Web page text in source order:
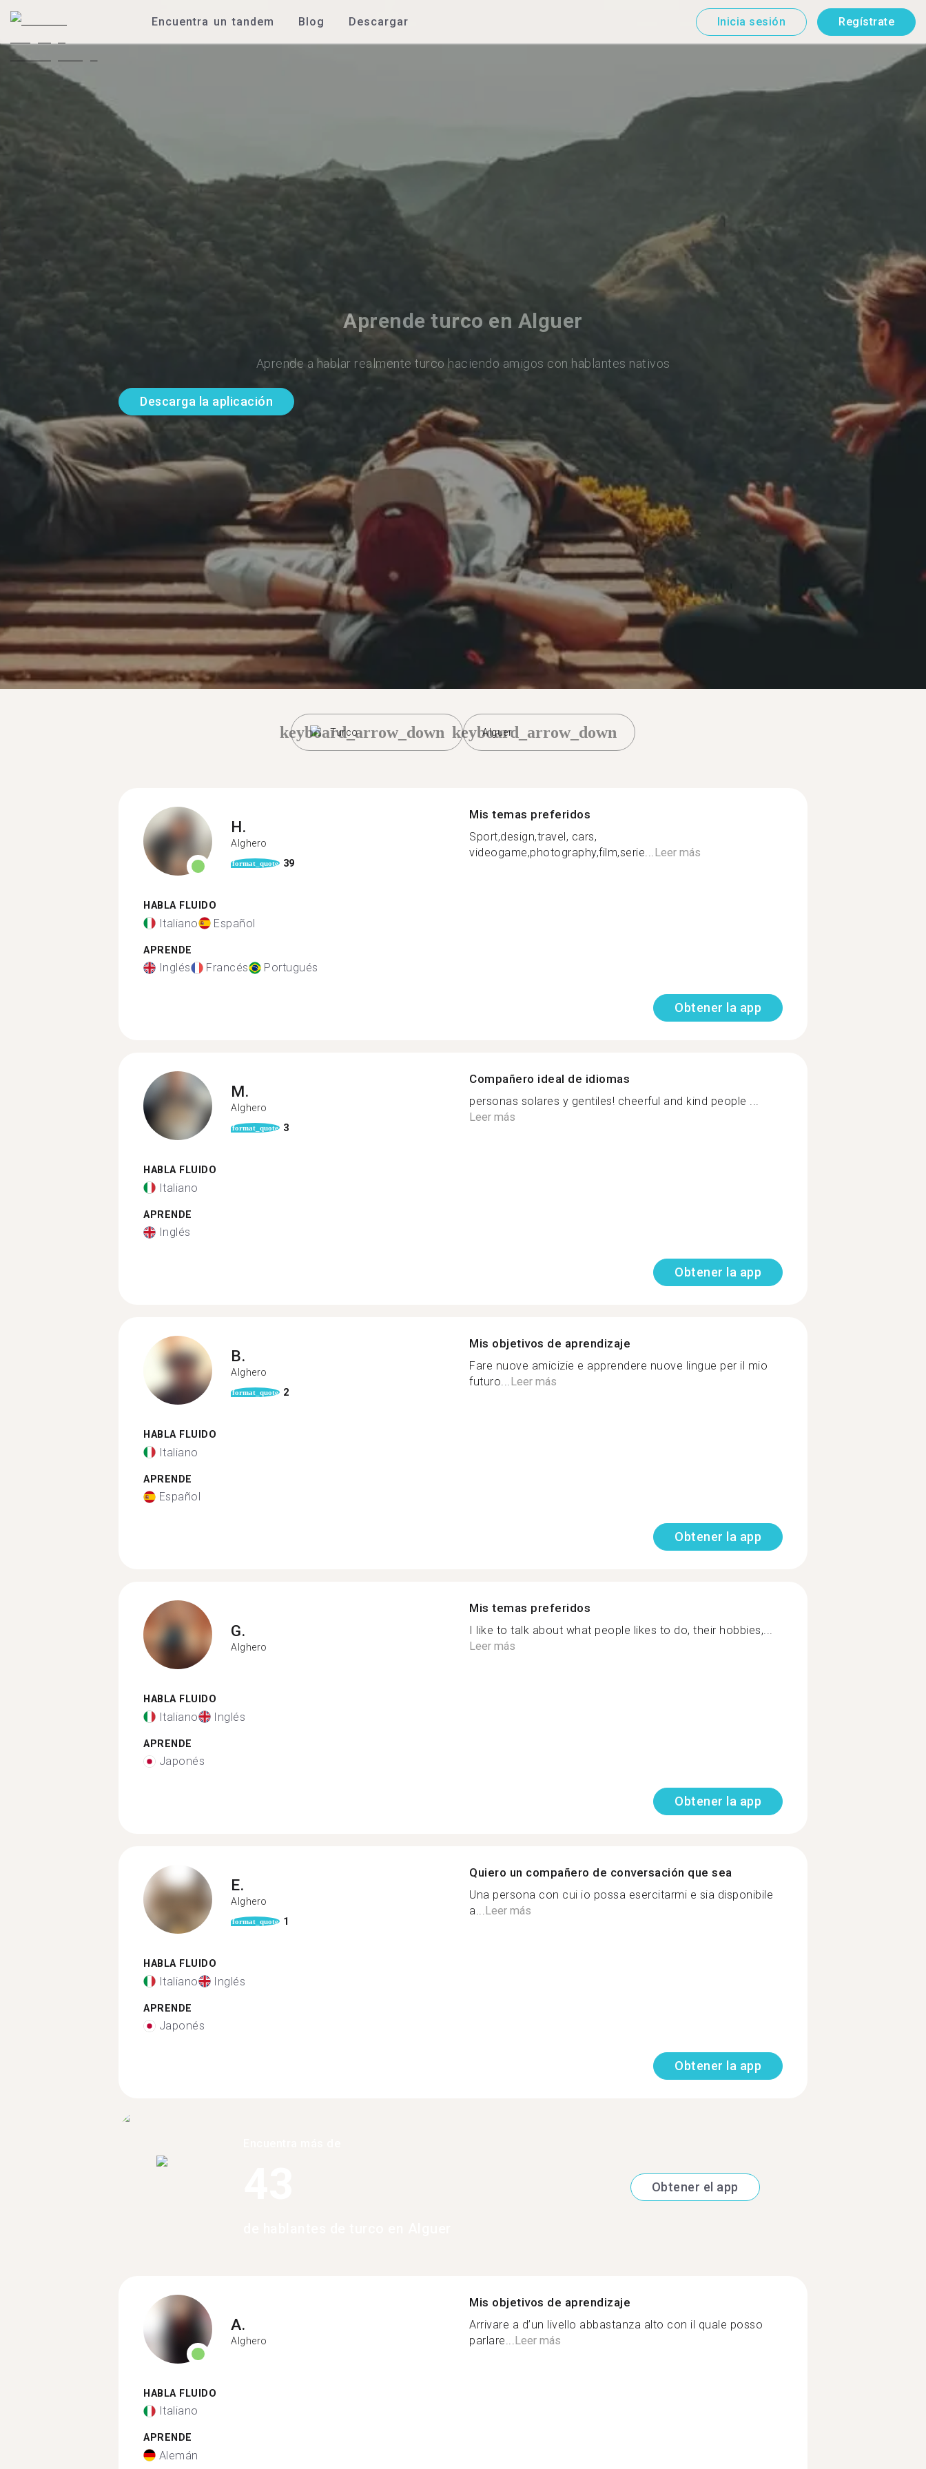
Encuentra un tandem Blog Descargar Inicia sesión Regístrate
Aprende turco en Alguer
Aprende a hablar realmente turco haciendo amigos con hablantes nativos
Descarga la aplicación
Turco
keyboard_arrow_down Alguer
keyboard_arrow_down
H.
Alghero
format_quote 39
HABLA FLUIDO
Italiano Español
APRENDE
Inglés Francés Portugués
Mis temas preferidos
Sport,design,travel, cars,
videogame,photography,film,serie...Leer más
Obtener la app
M.
Alghero
format_quote 3
HABLA FLUIDO
Italiano
APRENDE
Inglés
Compañero ideal de idiomas
personas solares y gentiles! cheerful and kind people ...
Leer más
Obtener la app
B.
Alghero
format_quote 2
HABLA FLUIDO
Italiano
APRENDE
Español
Mis objetivos de aprendizaje
Fare nuove amicizie e apprendere nuove lingue per il mio
futuro...Leer más
Obtener la app
G.
Alghero
HABLA FLUIDO
Italiano Inglés
APRENDE
Japonés
Mis temas preferidos
I like to talk about what people likes to do, their hobbies,...
Leer más
Obtener la app
E.
Alghero
format_quote 1
HABLA FLUIDO
Italiano Inglés
APRENDE
Japonés
Quiero un compañero de conversación que sea
Una persona con cui io possa esercitarmi e sia disponibile
a...Leer más
Obtener la app
Obtener el app
A.
Alghero
HABLA FLUIDO
Italiano
APRENDE
Alemán
Mis objetivos de aprendizaje
Arrivare a d’un livello abbastanza alto con il quale posso
parlare... Leer más